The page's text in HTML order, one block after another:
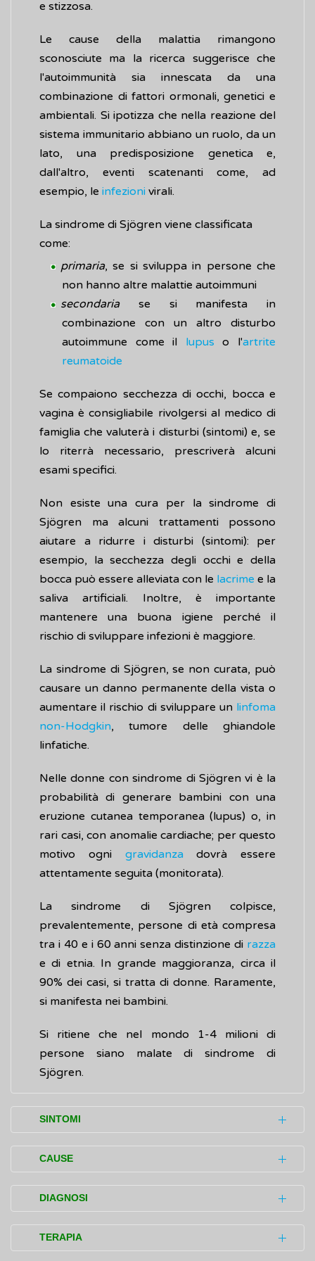
e stizzosa.
Le cause della malattia rimangono
sconosciute ma la ricerca suggerisce che
l'autoimmunità sia innescata da una
combinazione di fattori ormonali, genetici e
ambientali. Si ipotizza che nella reazione del
sistema immunitario abbiano un ruolo, da un
lato, una predisposizione genetica e,
dall'altro, eventi scatenanti come, ad
esempio, le infezioni virali.
La sindrome di Sjögren viene classificata
come:
primaria, se si sviluppa in persone che
non hanno altre malattie autoimmuni
secondariase si manifesta in
combinazione con un altro disturbo
autoimmune come il lupus o l'artrite
reumatoide
Se compaiono secchezza di occhi, bocca e
vagina è consigliabile rivolgersi al medico di
famiglia che valuterà i disturbi (sintomi) e, se
lo riterrà necessario, prescriverà alcuni
esami specifici.
Non esiste una cura per la sindrome di
Sjögren ma alcuni trattamenti possono
aiutare a ridurre i disturbi (sintomi): per
esempio, la secchezza degli occhi e della
bocca può essere alleviata con le lacrime e la
saliva artificiali. Inoltre, è importante
mantenere una buona igiene perché il
rischio di sviluppare infezioni è maggiore.
La sindrome di Sjögren, se non curata, può
causare un danno permanente della vista o
aumentare il rischio di sviluppare un linfoma
non-Hodgkin, tumore delle ghiandole
linfatiche.
Nelle donne con sindrome di Sjögren vi è la
probabilità di generare bambini con una
eruzione cutanea temporanea (lupus) o, in
rari casi, con anomalie cardiache; per questo
motivo ogni gravidanzadovrà essere
attentamente seguita (monitorata).
La sindrome di Sjögren colpisce,
prevalentemente, persone di età compresa
tra i 40 e i 60 anni senza distinzione di razza
e di etnia. In grande maggioranza, circa il
90% dei casi, si tratta di donne. Raramente,
si manifesta nei bambini.
Si ritiene che nel mondo 1-4 milioni di
persone siano malate di sindrome di
Sjögren.
SINTOMI
I disturbi (sintomi) più comuni della sindrome
di Sjögren sono rappresentati da secchezza
degli occhi, della bocca o vaginale. Si tratta
di fastidi molto comuni in età avanzata,
presenti anche nelle persone non malate.
CAUSE
Nella sindrome di Sjögren gli
fanno parte del sistema di difesa (sistema
immunitario) e normalmente attaccano gli
agenti esterni all'organismo (ad esempio,
DIAGNOSI
La sindrome di Sjögren può essere difficile
da accertare (diagnosticare) perché i
TERAPIA